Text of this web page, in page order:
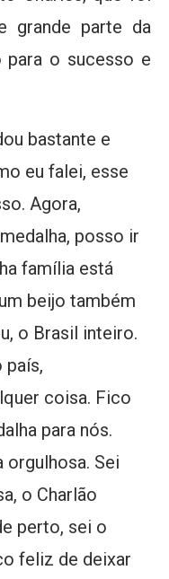
grande parte da
para o sucesso e
bastante e
eu falei, esse
Agora,
posso ir
família está
beijo também
o Brasil inteiro.
país,
coisa. Fico
para nós.
Sei
o Charlão
perto, sei o
feliz de deixar